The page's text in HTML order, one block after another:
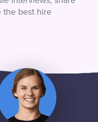
the best hire